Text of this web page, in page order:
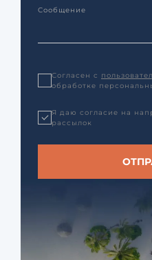
Согласен с
обработке
Я даю согласие на
рассылок